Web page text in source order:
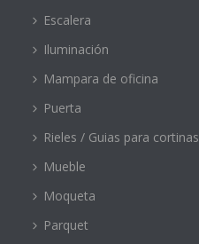
Escalera
Iluminación
Mampara de oficina
Puerta
Rieles / Guias para cortinas
Mueble
Moqueta
Parquet